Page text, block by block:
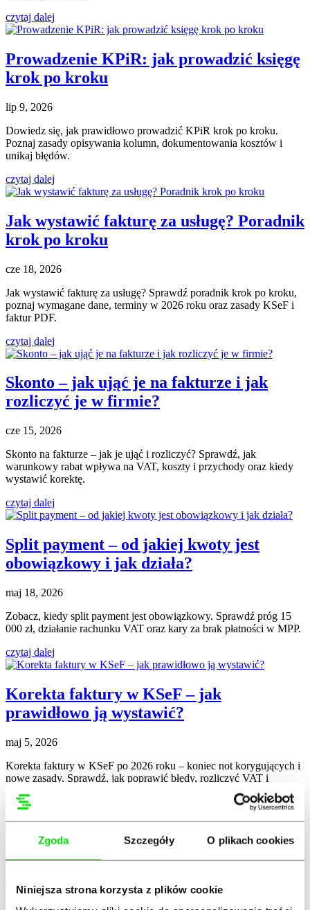
Zgoda Szczegóły O plikach cookies
Niniejsza strona korzysta z plików cookie
czytaj dalej
Prowadzenie KPiR: jak prowadzić księgę
krok po kroku
lip 9, 2026
Dowiedz się, jak prawidłowo prowadzić KPiR krok po kroku.
Poznaj zasady opisywania kolumn, dokumentowania kosztów i
unikaj błędów.
czytaj dalej
Jak wystawić fakturę za usługę? Poradnik
krok po kroku
cze 18, 2026
Jak wystawić fakturę za usługę? Sprawdź poradnik krok po kroku,
poznaj wymagane dane, terminy w 2026 roku oraz zasady KSeF i
faktur PDF.
czytaj dalej
Skonto – jak ująć je na fakturze i jak
rozliczyć je w firmie?
cze 15, 2026
Skonto na fakturze – jak je ująć i rozliczyć? Sprawdź, jak
warunkowy rabat wpływa na VAT, koszty i przychody oraz kiedy
wystawić korektę.
czytaj dalej
Split payment – od jakiej kwoty jest
obowiązkowy i jak działa?
maj 18, 2026
Zobacz, kiedy split payment jest obowiązkowy. Sprawdź próg 15
000 zł, działanie rachunku VAT oraz kary za brak płatności w MPP.
czytaj dalej
Korekta faktury w KSeF – jak
prawidłowo ją wystawić?
maj 5, 2026
Korekta faktury w KSeF po 2026 roku – koniec not korygujących i
nowe zasady. Sprawdź, jak poprawić błędy, rozliczyć VAT i
Najlepsze programy do fakturowania dla